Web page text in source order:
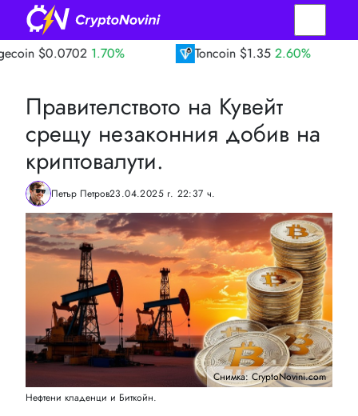
1.70% $1.35 2.60%
Правителството на Кувейт
срещу незаконния добив на
криптовалути.
Петър Петров23.04.2025 г. 22:37 ч.
Снимка: CryptoNovini.com
Нефтени кладенци и Биткойн.